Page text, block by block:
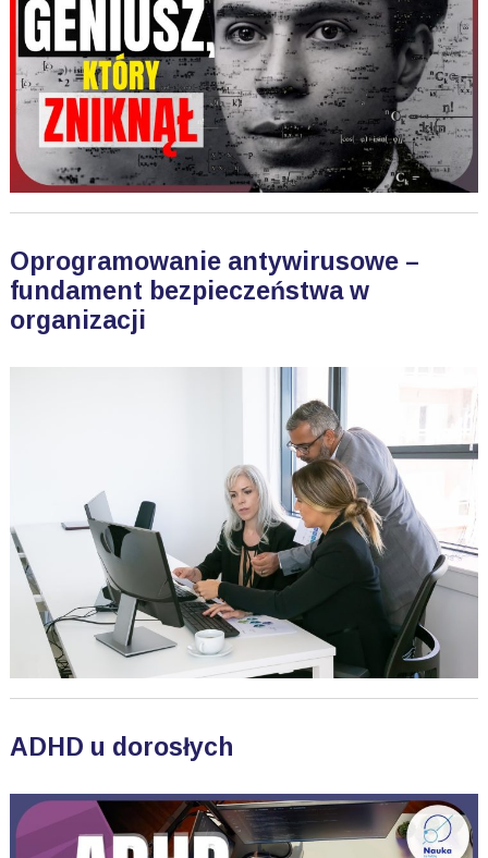
Oprogramowanie antywirusowe –
fundament bezpieczeństwa w
organizacji
ADHD u dorosłych